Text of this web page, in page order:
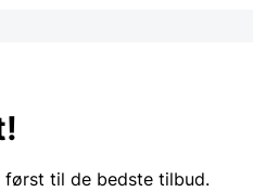
til de bedste tilbud.